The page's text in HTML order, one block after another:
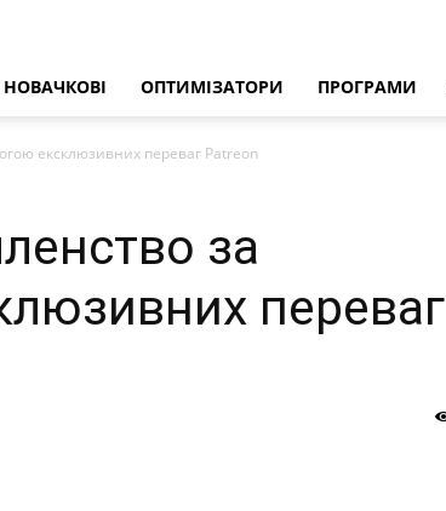
НОВАЧКОВІ ОПТИМІЗАТОРИ ПРОГРАМИ
ексклюзивних переваг Patreon
за
переваг